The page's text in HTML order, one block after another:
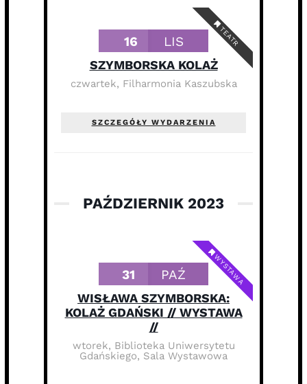
TEATR
16 LIS
SZYMBORSKA KOLAŻ
czwartek, Filharmonia Kaszubska
SZCZEGÓŁY WYDARZENIA
PAŹDZIERNIK 2023
WYSTAWA
31 PAŹ
WISŁAWA SZYMBORSKA:
KOLAŻ GDAŃSKI // WYSTAWA
//
wtorek, Biblioteka Uniwersytetu
Gdańskiego, Sala Wystawowa